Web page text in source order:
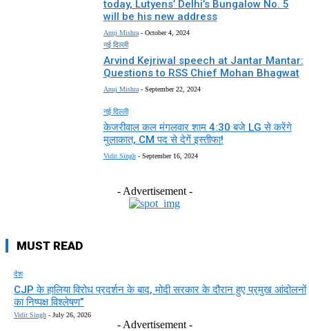
today, Lutyens’ Delhi’s Bungalow No. 5
will be his new address
Anuj Mishra - October 4, 2024
नई दिल्ली
Arvind Kejriwal speech at Jantar Mantar:
Questions to RSS Chief Mohan Bhagwat
Anuj Mishra - September 22, 2024
नई दिल्ली
केजरीवाल कल मंगलवार शाम 4:30 बजे LG से करेंगे
मुलाकात, CM पद से देगें इस्तीफा!
Vidit Singh - September 16, 2024
- Advertisement -
MUST READ
देश
CJP के हालिया विरोध प्रदर्शन के बाद, मोदी सरकार के दौरान हुए प्रमुख आंदोलनों
का निष्पक्ष विश्लेषण”
Vidit Singh - July 26, 2026
- Advertisement -